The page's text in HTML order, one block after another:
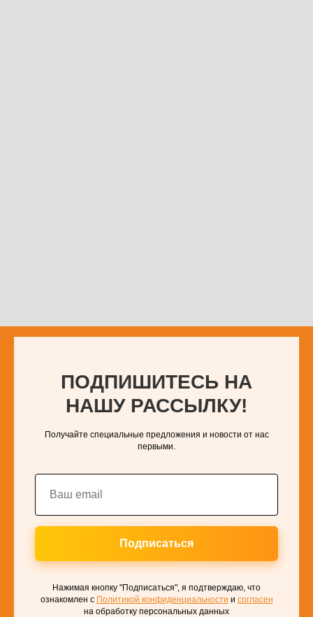
ПОДПИШИТЕСЬ НА
НАШУ РАССЫЛКУ!
Получайте специальные предложения и новости от нас
первыми.
Подписаться
Нажимая кнопку "Подписаться", я подтверждаю, что
ознакомлен с Политикой конфиденциальности и согласен
на обработку персональных данных